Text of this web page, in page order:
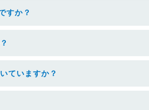
すか？
ていますか？